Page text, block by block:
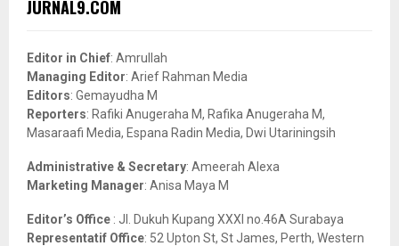
h
o
r
:
JURNAL9.COM
Editor in Chief: Amrullah
Managing Editor: Arief Rahman Media
Editors: Gemayudha M
Reporters: Rafiki Anugeraha M, Rafika Anugeraha M,
Masaraafi Media, Espana Radin Media, Dwi Utariningsih
Administrative & Secretary: Ameerah Alexa
Marketing Manager: Anisa Maya M
Editor’s Office : Jl. Dukuh Kupang XXXI no.46A Surabaya
Representatif Office: 52 Upton St, St James, Perth, Western